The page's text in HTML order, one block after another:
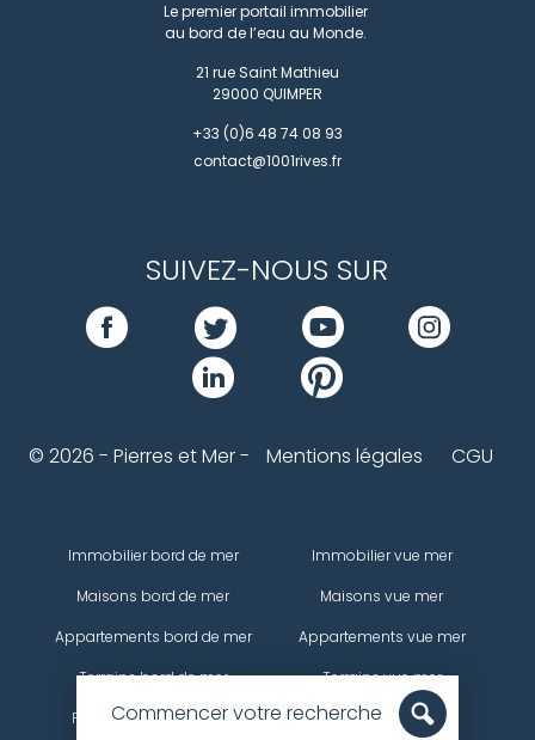
Commencer votre recherche
Le premier portail immobilier
au bord de l’eau au Monde.
21 rue Saint Mathieu
29000 QUIMPER
+33 (0)6 48 74 08 93
contact@1001rives.fr
SUIVEZ-NOUS SUR
© 2026 - Pierres et Mer - Mentions légales CGU
Immobilier bord de mer
Maisons bord de mer
Appartements bord de mer
Terrains bord de mer
Propriétés bord de mer
Immobilier vue mer
Maisons vue mer
Appartements vue mer
Terrains vue mer
Propriétés vue mer